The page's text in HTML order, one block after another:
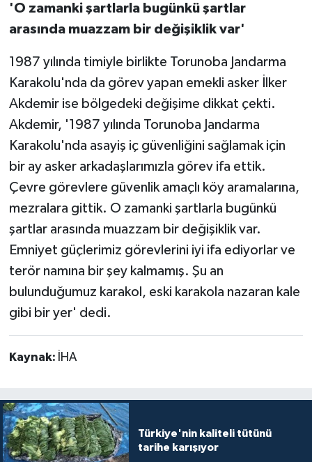
'O zamanki şartlarla bugünkü şartlar
arasında muazzam bir değişiklik var'
1987 yılında timiyle birlikte Torunoba Jandarma
Karakolu'nda da görev yapan emekli asker İlker
Akdemir ise bölgedeki değişime dikkat çekti.
Akdemir, '1987 yılında Torunoba Jandarma
Karakolu'nda asayiş iç güvenliğini sağlamak için
bir ay asker arkadaşlarımızla görev ifa ettik.
Çevre görevlere güvenlik amaçlı köy aramalarına,
mezralara gittik. O zamanki şartlarla bugünkü
şartlar arasında muazzam bir değişiklik var.
Emniyet güçlerimiz görevlerini iyi ifa ediyorlar ve
terör namına bir şey kalmamış. Şu an
bulunduğumuz karakol, eski karakola nazaran kale
gibi bir yer' dedi.
Kaynak: İHA
Türkiye'nin kaliteli tütünü
tarihe karışıyor